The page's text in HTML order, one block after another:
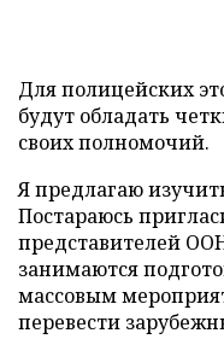
Для полицейских
будут обладать
своих полномочий.
Я предлагаю
Постараюсь
представителей
занимаются
массовым
перевести